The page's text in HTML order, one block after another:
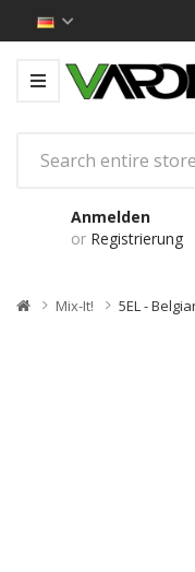
Anmelden
or Registrierung
Mix-It! 5EL -